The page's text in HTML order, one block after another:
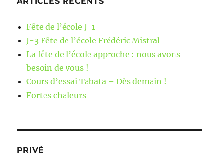
Fête de l’école J-1
J-3 Fête de l’école Frédéric Mistral
La fête de l’école approche : nous avons
besoin de vous !
Cours d’essai Tabata – Dès demain !
Fortes chaleurs
PRIVÉ